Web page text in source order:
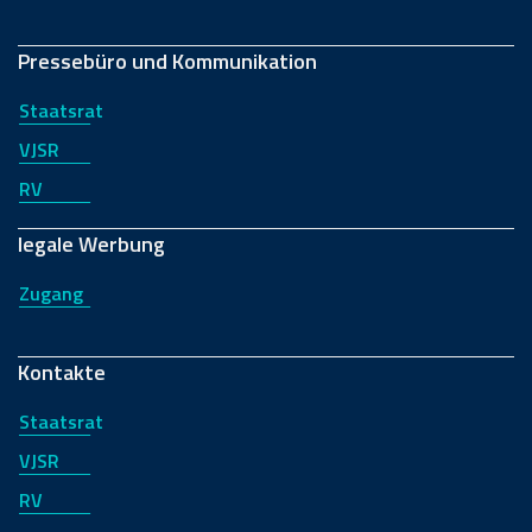
Pressebüro und Kommunikation
Staatsrat
VJSR
RV
legale Werbung
Zugang
Kontakte
Staatsrat
VJSR
RV